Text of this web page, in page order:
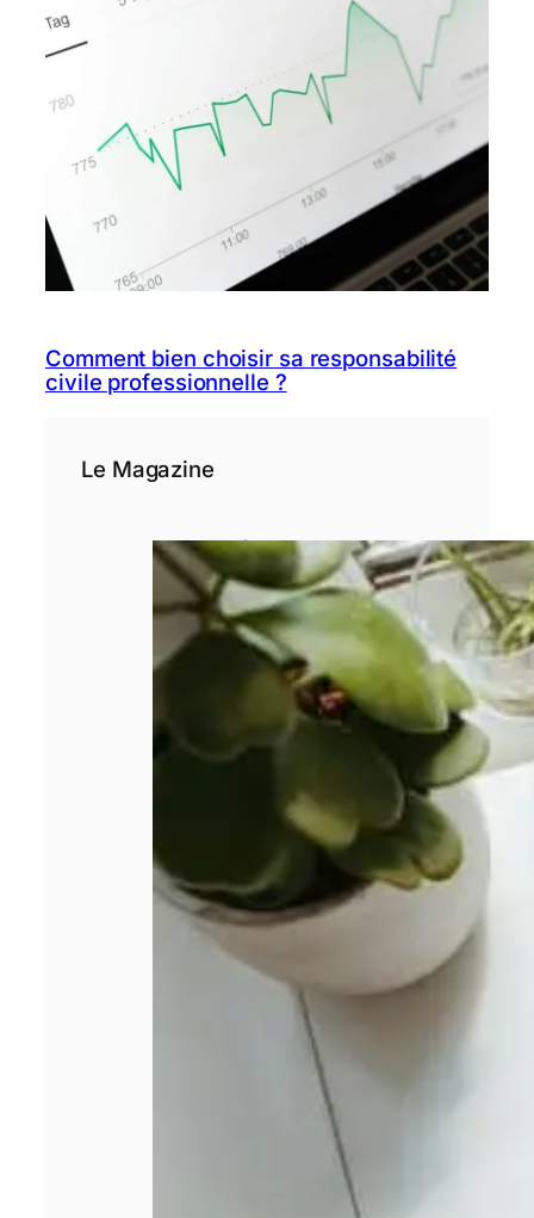
Comment bien choisir sa responsabilité
civile professionnelle ?
Le Magazine
3 étapes avant
de se lancer
dans un crédit